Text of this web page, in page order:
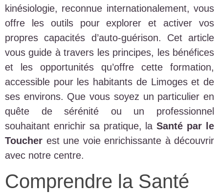
kinésiologie, reconnue internationalement, vous
offre les outils pour explorer et activer vos
propres capacités d’auto-guérison. Cet article
vous guide à travers les principes, les bénéfices
et les opportunités qu’offre cette formation,
accessible pour les habitants de Limoges et de
ses environs. Que vous soyez un particulier en
quête de sérénité ou un professionnel
souhaitant enrichir sa pratique, laSanté par le
Toucher est une voie enrichissante à découvrir
avec notre centre.
Comprendre la Santé